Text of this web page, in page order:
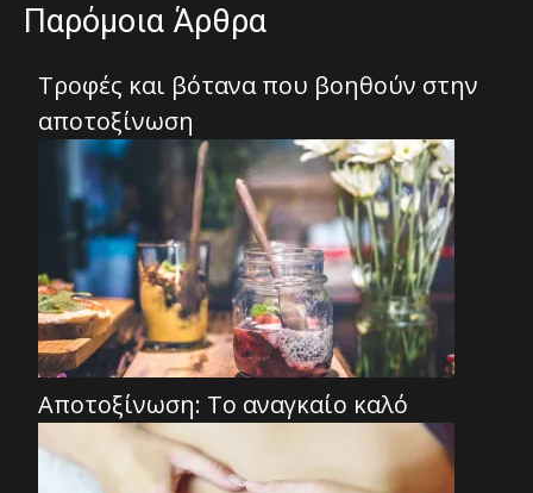
Παρόμοια Άρθρα
Τροφές και βότανα που βοηθούν στην
αποτοξίνωση
Αποτοξίνωση: Το αναγκαίο καλό